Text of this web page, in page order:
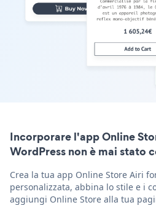
Incorporare l'app Online
WordPress non è mai stato
Crea la tua app Online Store Airi
personalizzata, abbina lo stile e i
aggiungi Online Store alla tua